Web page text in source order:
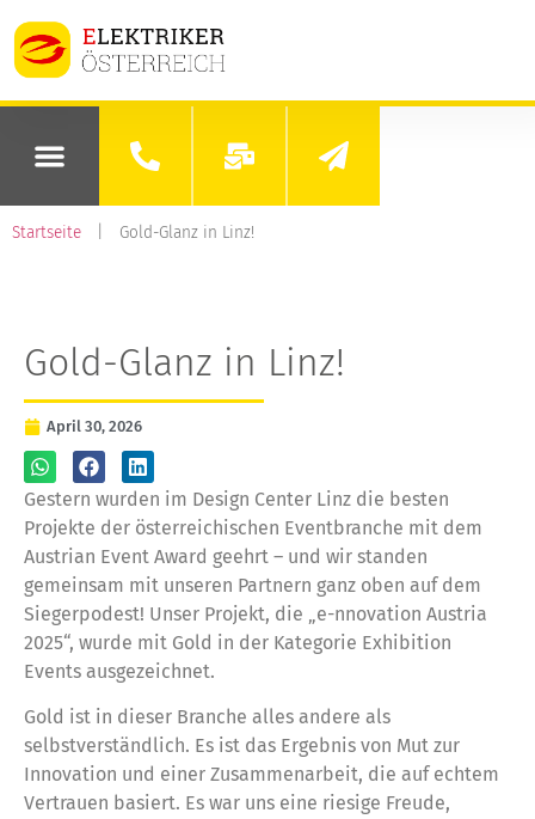
Startseite Gold-Glanz in Linz!
Gold-Glanz in Linz!
April 30, 2026
Gestern wurden im Design Center Linz die besten
Projekte der österreichischen Eventbranche mit dem
Austrian Event Award geehrt – und wir standen
gemeinsam mit unseren Partnern ganz oben auf dem
Siegerpodest! Unser Projekt, die „e-nnovation Austria
2025“, wurde mit Gold in der Kategorie Exhibition
Events ausgezeichnet.
Gold ist in dieser Branche alles andere als
selbstverständlich. Es ist das Ergebnis von Mut zur
Innovation und einer Zusammenarbeit, die auf echtem
Vertrauen basiert. Es war uns eine riesige Freude,